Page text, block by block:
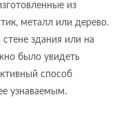
из
металл или дерево.
здания или на
было увидеть
способ
узнаваемым.